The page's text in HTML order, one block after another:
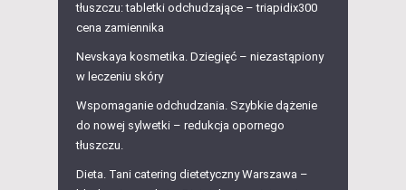
tłuszczu: tabletki odchudzające – triapidix300
cena zamiennika
Nevskaya kosmetika. Dziegięć – niezastąpiony
w leczeniu skóry
Wspomaganie odchudzania. Szybkie dążenie
do nowej sylwetki – redukcja opornego
tłuszczu.
Dieta. Tani catering dietetyczny Warszawa –